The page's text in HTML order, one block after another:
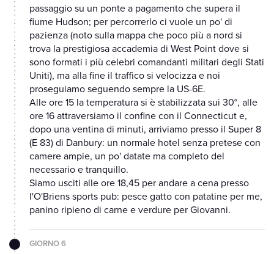
passaggio su un ponte a pagamento che supera il
fiume Hudson; per percorrerlo ci vuole un po' di
pazienza (noto sulla mappa che poco più a nord si
trova la prestigiosa accademia di West Point dove si
sono formati i più celebri comandanti militari degli Stati
Uniti), ma alla fine il traffico si velocizza e noi
proseguiamo seguendo sempre la US-6E.
Alle ore 15 la temperatura si è stabilizzata sui 30°, alle
ore 16 attraversiamo il confine con il Connecticut e,
dopo una ventina di minuti, arriviamo presso il Super 8
(E 83) di Danbury: un normale hotel senza pretese con
camere ampie, un po' datate ma completo del
necessario e tranquillo.
Siamo usciti alle ore 18,45 per andare a cena presso
l'O'Briens sports pub: pesce gatto con patatine per me,
panino ripieno di carne e verdure per Giovanni.
GIORNO 6